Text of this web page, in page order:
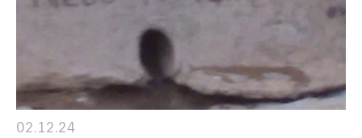
02.12.24